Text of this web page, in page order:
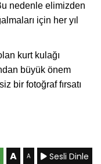
nedenle elimizden
için her yıl
kurt kulağı
büyük önem
bir fotoğraf fırsatı
A A Sesli Dinle